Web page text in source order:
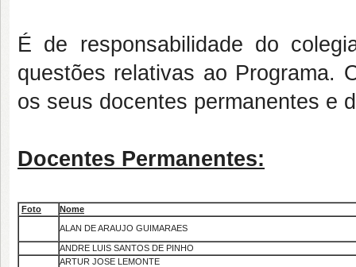
É de responsabilidade do
questões relativas ao Programa.
os seus docentes permanentes e
Docentes Permanentes:
Foto
Nome
ALAN DE ARAUJO GUIMARAES
ANDRE LUIS SANTOS DE PINHO
ARTUR JOSE LEMONTE